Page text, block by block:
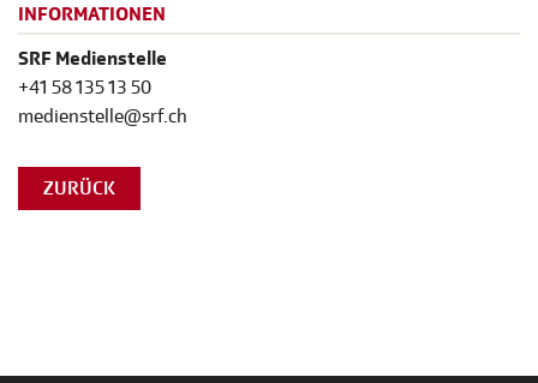
INFORMATIONEN
SRF Medienstelle
+41 58 135 13 50
medienstelle@srf.ch
ZURÜCK